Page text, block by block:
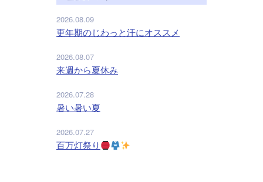
2026.08.09
更年期のじわっと汗にオススメ
2026.08.07
来週から夏休み
2026.07.28
暑い暑い夏
2026.07.27
百万灯祭り